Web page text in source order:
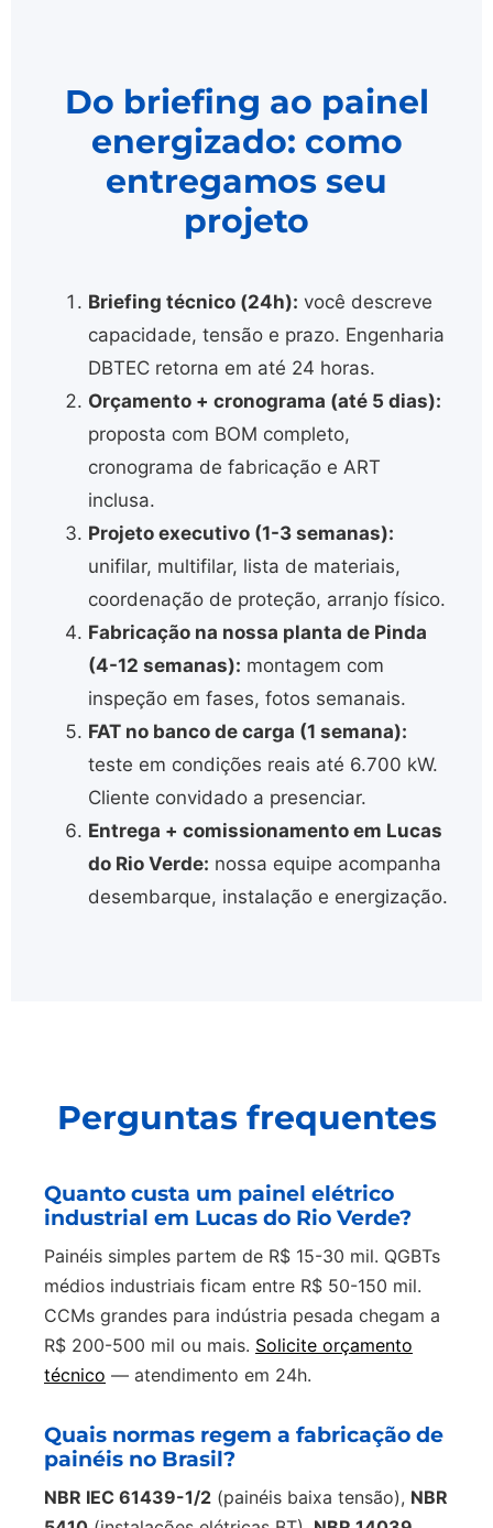
Do briefing ao painel
energizado: como
entregamos seu
projeto
Briefing técnico (24h): você descreve
capacidade, tensão e prazo. Engenharia
DBTEC retorna em até 24 horas.
Orçamento + cronograma (até 5 dias):
proposta com BOM completo,
cronograma de fabricação e ART
inclusa.
Projeto executivo (1-3 semanas):
unifilar, multifilar, lista de materiais,
coordenação de proteção, arranjo físico.
Fabricação na nossa planta de Pinda
(4-12 semanas): montagem com
inspeção em fases, fotos semanais.
FAT no banco de carga (1 semana):
teste em condições reais até 6.700 kW.
Cliente convidado a presenciar.
Entrega + comissionamento em Lucas
do Rio Verde: nossa equipe acompanha
desembarque, instalação e energização.
Perguntas frequentes
Quanto custa um painel elétrico
industrial em Lucas do Rio Verde?
Painéis simples partem de R$ 15-30 mil. QGBTs
médios industriais ficam entre R$ 50-150 mil.
CCMs grandes para indústria pesada chegam a
R$ 200-500 mil ou mais. Solicite orçamento
técnico — atendimento em 24h.
Quais normas regem a fabricação de
painéis no Brasil?
NBR IEC 61439-1/2 (painéis baixa tensão), NBR